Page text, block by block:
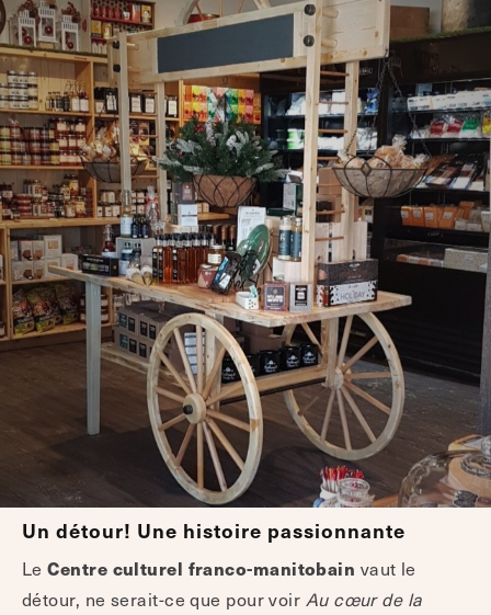
Un détour! Une histoire passionnante
LeCentre culturel franco-manitobain vaut le
détour, ne serait-ce que pour voir Au cœur de la